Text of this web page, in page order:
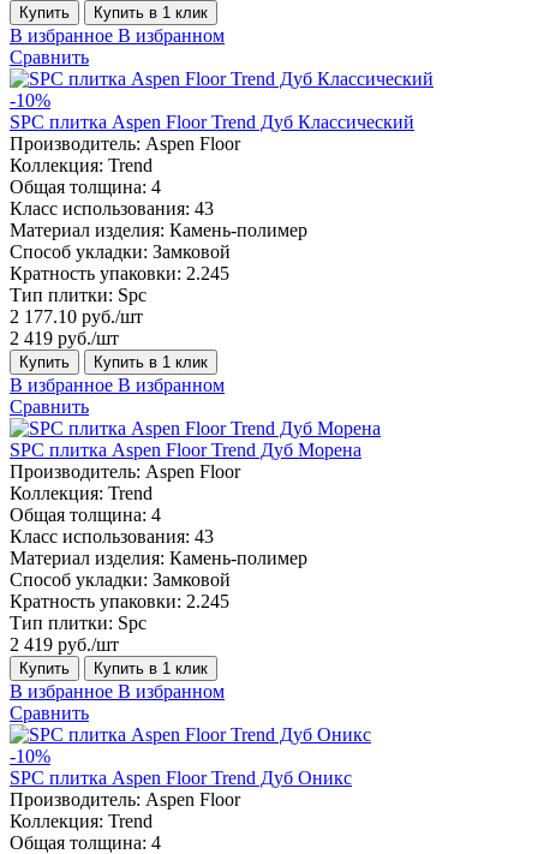
Купить Купить в 1 клик
В избранное В избранном
Сравнить
-10%
SPC плитка Aspen Floor Trend Дуб Классический
Производитель: Aspen Floor
Коллекция: Trend
Общая толщина: 4
Класс использования: 43
Материал изделия: Камень-полимер
Способ укладки: Замковой
Кратность упаковки: 2.245
Тип плитки: Spc
2 177.10 руб./шт
2 419 руб./шт
Купить Купить в 1 клик
В избранное В избранном
Сравнить
SPC плитка Aspen Floor Trend Дуб Морена
Производитель: Aspen Floor
Коллекция: Trend
Общая толщина: 4
Класс использования: 43
Материал изделия: Камень-полимер
Способ укладки: Замковой
Кратность упаковки: 2.245
Тип плитки: Spc
2 419 руб./шт
Купить Купить в 1 клик
В избранное В избранном
Сравнить
-10%
SPC плитка Aspen Floor Trend Дуб Оникс
Производитель: Aspen Floor
Коллекция: Trend
Общая толщина: 4